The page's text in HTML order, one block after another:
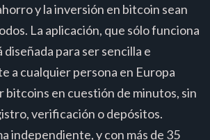
y la inversión en bitcoin sean
La aplicación, que sólo funciona
para ser sencilla e
a cualquier persona en Europa
bitcoins en cuestión de minutos, sin
verificación o depósitos.
independiente, y con más de 35